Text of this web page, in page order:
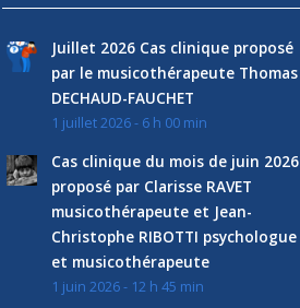
Juillet 2026 Cas clinique proposé
par le musicothérapeute Thomas
DECHAUD-FAUCHET
1 juillet 2026 - 6 h 00 min
Cas clinique du mois de juin 2026
proposé par Clarisse RAVET
musicothérapeute et Jean-
Christophe RIBOTTI psychologue
et musicothérapeute
1 juin 2026 - 12 h 45 min